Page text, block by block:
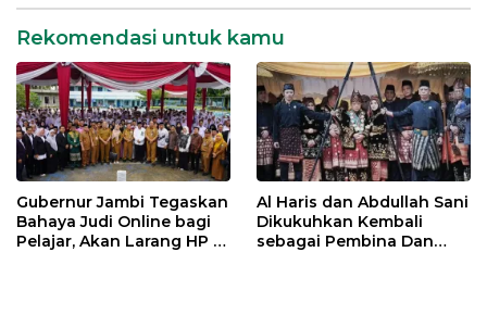
Rekomendasi untuk kamu
Gubernur Jambi Tegaskan
Bahaya Judi Online bagi
Pelajar, Akan Larang HP di
Al Haris dan Abdullah Sani
Dikukuhkan Kembali
sebagai Pembina Dan